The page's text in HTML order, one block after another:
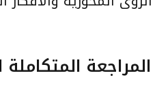
المتكاملة